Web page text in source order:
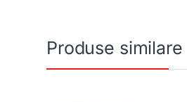
Produse similare